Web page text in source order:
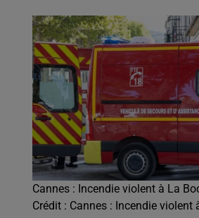
Cannes : Incendie violent à La
Crédit : Cannes : Incendie violent